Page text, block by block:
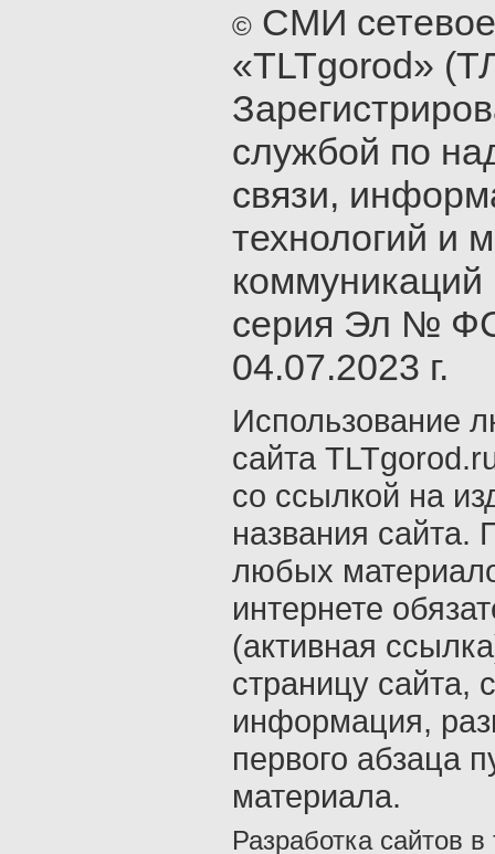
© СМИ
«TLTgorod»
службой по
связи,
технологий и
серия Эл №
04.07.2023 г.
Использование
сайта
со ссылкой на
названия сайта.
любых
интернете
(активная
страницу сайта,
информация,
первого абзаца
материала.
Разработка сайтов в